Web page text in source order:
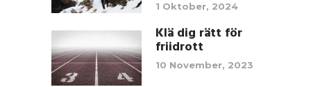
1 Oktober, 2024
Klä dig rätt för
friidrott
10 November, 2023